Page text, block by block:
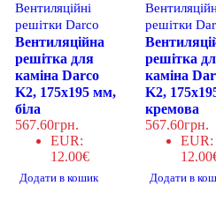
Вентиляційні
решітки Darco
Вентиляційна
решітка для
каміна Darco
K2, 175x195 мм,
біла
567.60грн.
EUR:
12.00€
Додати в кошик
решітки
решітка
каміна
K2,
кремова
567.60грн.
EUR:
Додати в